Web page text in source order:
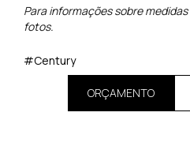
Para informações sobre
fotos.
#Century
ORÇAMENTO